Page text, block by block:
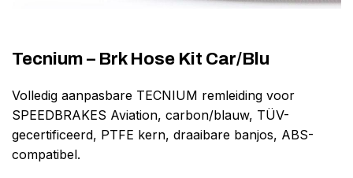
Tecnium – Brk Hose Kit Car/Blu
Volledig aanpasbare TECNIUM remleiding voor
SPEEDBRAKES Aviation, carbon/blauw, TÜV-
gecertificeerd, PTFE kern, draaibare banjos, ABS-
compatibel.